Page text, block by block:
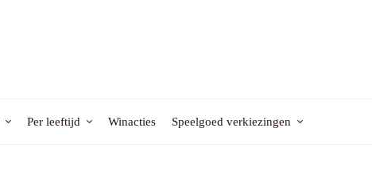
Per leeftijd Winacties Speelgoed verkiezingen